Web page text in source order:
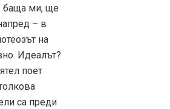
баща ми, ще
– в
на
Идеалът?
поет
са преди